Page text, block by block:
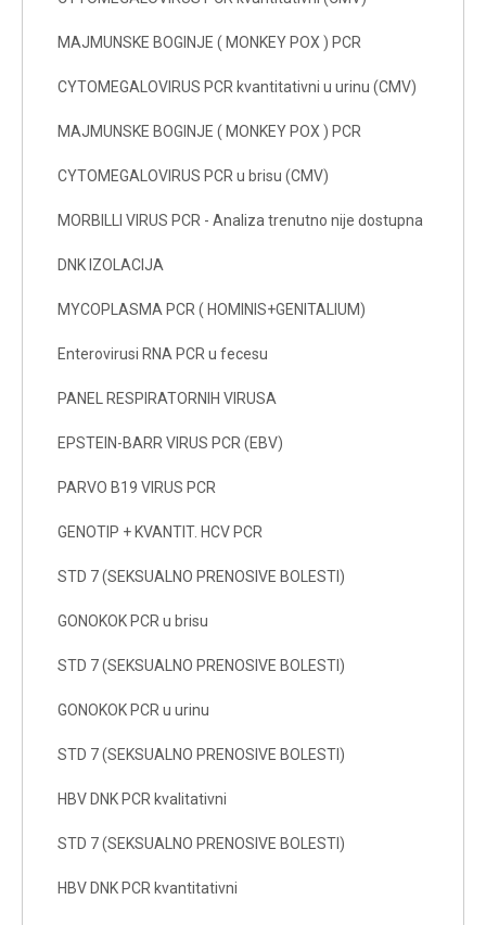
MAJMUNSKE BOGINJE ( MONKEY POX ) PCR
CYTOMEGALOVIRUS PCR kvantitativni u urinu (CMV)
MAJMUNSKE BOGINJE ( MONKEY POX ) PCR
CYTOMEGALOVIRUS PCR u brisu (CMV)
MORBILLI VIRUS PCR - Analiza trenutno nije dostupna
DNK IZOLACIJA
MYCOPLASMA PCR ( HOMINIS+GENITALIUM)
Enterovirusi RNA PCR u fecesu
PANEL RESPIRATORNIH VIRUSA
EPSTEIN-BARR VIRUS PCR (EBV)
PARVO B19 VIRUS PCR
GENOTIP + KVANTIT. HCV PCR
STD 7 (SEKSUALNO PRENOSIVE BOLESTI)
GONOKOK PCR u brisu
STD 7 (SEKSUALNO PRENOSIVE BOLESTI)
GONOKOK PCR u urinu
STD 7 (SEKSUALNO PRENOSIVE BOLESTI)
HBV DNK PCR kvalitativni
STD 7 (SEKSUALNO PRENOSIVE BOLESTI)
HBV DNK PCR kvantitativni